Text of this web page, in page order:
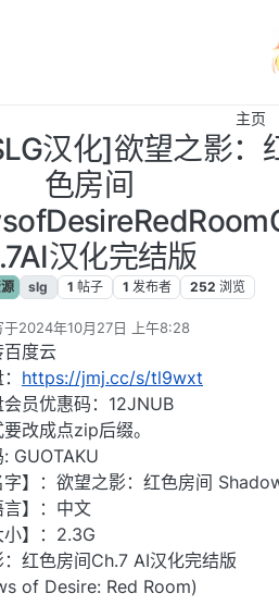
主页
汉化]欲望之影：
色房间
汉化完结版
slg 1 帖子 1 发布者 252 浏览
于2024年10月27日 上午8:28
后由 编辑
百度云
https://jmj.cc/s/tl9wxt
会员优惠码：12JNUB
改成点zip后缀。
GUOTAKU
字】：欲望之影：红色房间
言】：中文
小】：2.3G
红色房间Ch.7 AI汉化完结版
of Desire: Red Room)